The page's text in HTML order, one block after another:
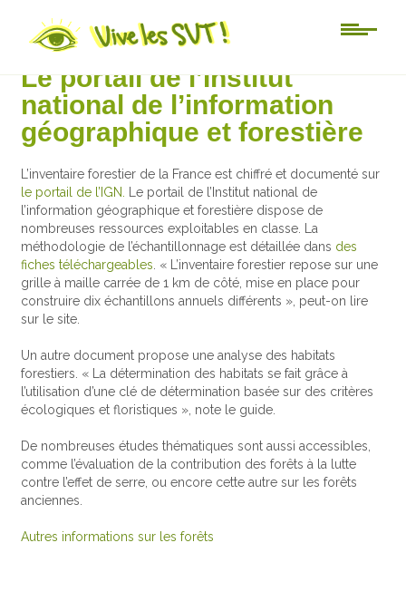
Au jour le jour
Le portail de l’Institut
national de l’information
géographique et forestière
L’inventaire forestier de la France est chiffré et documenté sur
le portail de l’IGN.
Le portail de l’Institut national de
l’information géographique et forestière dispose de
nombreuses ressources exploitables en classe. La
méthodologie de l’échantillonnage est détaillée dans des
fiches téléchargeables . « L’inventaire forestier repose sur une
grille à maille carrée de 1 km de côté, mise en place pour
construire dix échantillons annuels différents », peut-on lire
sur le site.
Un autre document propose une analyse des habitats
forestiers. « La détermination des habitats se fait grâce à
l’utilisation d’une clé de détermination basée sur des critères
écologiques et floristiques », note le guide.
De nombreuses études thématiques sont aussi accessibles,
comme l’évaluation de la contribution des forêts à la lutte
contre l’effet de serre, ou encore cette autre sur les forêts
anciennes.
Autres informations sur les forêts